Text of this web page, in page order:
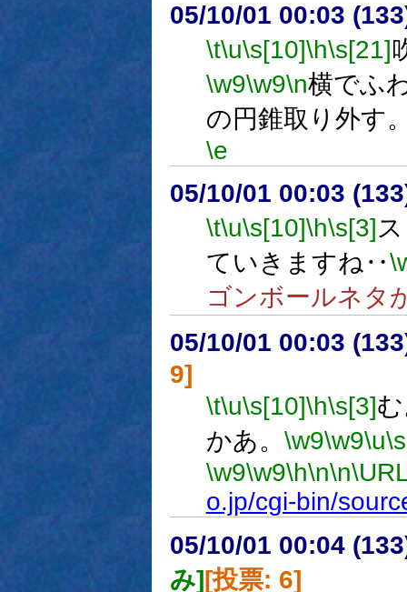
05/10/01 00:03
\t\u\s[10]\h\s[21]
\w9\w9\n横でふ
の円錐取り外す
\e
05/10/01 00:03
\t\u\s[10]\h\s[3]
ていきますね‥
ゴンボールネタ
05/10/01 00:03
9]
\t\u\s[10]\h\s[3]
かあ。 \w9\w9\u
\w9\w9\h\n\n
o.jp/cgi-bin/
05/10/01 00:04
み][投票: 6]